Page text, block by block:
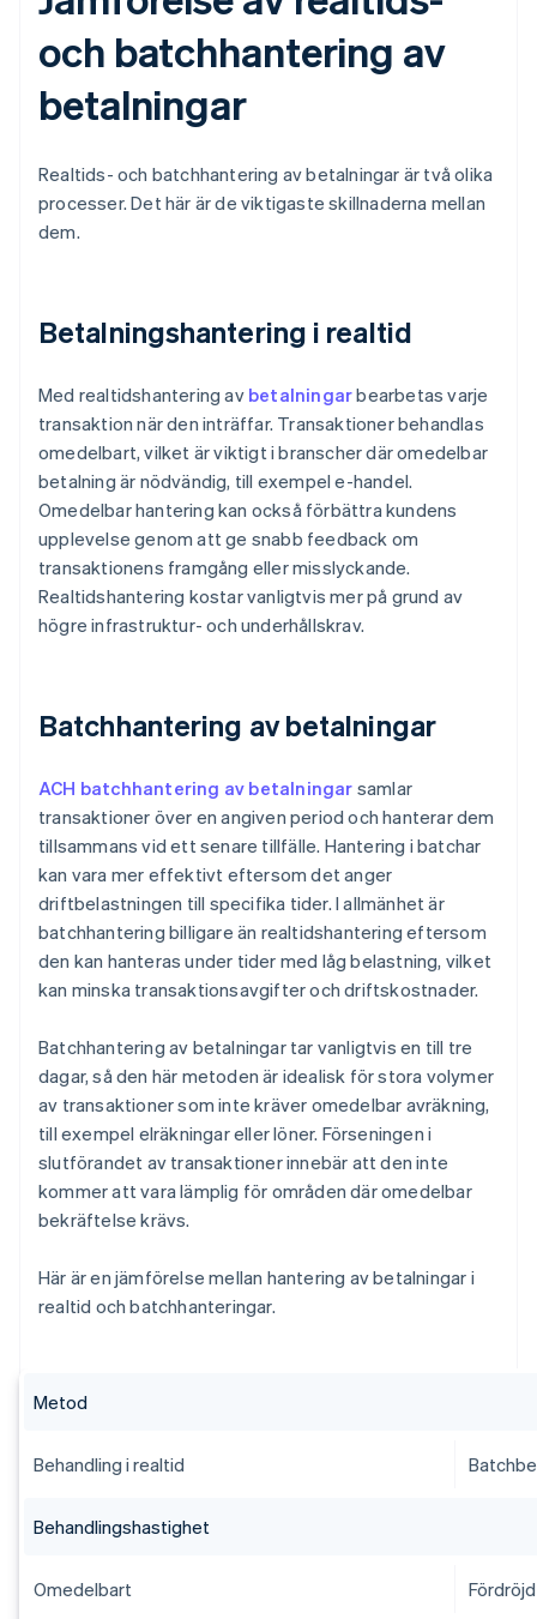
och batchhantering av
betalningar
Realtids- och batchhantering av betalningar är två olika
processer. Det här är de viktigaste skillnaderna mellan
dem.
Betalningshantering i realtid
Med realtidshantering av betalningarbearbetas varje
transaktion när den inträffar. Transaktioner behandlas
omedelbart, vilket är viktigt i branscher där omedelbar
betalning är nödvändig, till exempel e-handel.
Omedelbar hantering kan också förbättra kundens
upplevelse genom att ge snabb feedback om
transaktionens framgång eller misslyckande.
Realtidshantering kostar vanligtvis mer på grund av
högre infrastruktur- och underhållskrav.
Batchhantering av betalningar
ACH batchhantering av betalningar samlar
transaktioner över en angiven period och hanterar dem
tillsammans vid ett senare tillfälle. Hantering i batchar
kan vara mer effektivt eftersom det anger
driftbelastningen till specifika tider. I allmänhet är
batchhantering billigare än realtidshantering eftersom
den kan hanteras under tider med låg belastning, vilket
kan minska transaktionsavgifter och driftskostnader.
Batchhantering av betalningar tar vanligtvis en till tre
dagar, så den här metoden är idealisk för stora volymer
av transaktioner som inte kräver omedelbar avräkning,
till exempel elräkningar eller löner. Förseningen i
slutförandet av transaktioner innebär att den inte
kommer att vara lämplig för områden där omedelbar
bekräftelse krävs.
Här är en jämförelse mellan hantering av betalningar i
realtid och batchhanteringar.
Metod
Behandling i realtid
Behandlingshastighet
Omedelbart Fördröjd